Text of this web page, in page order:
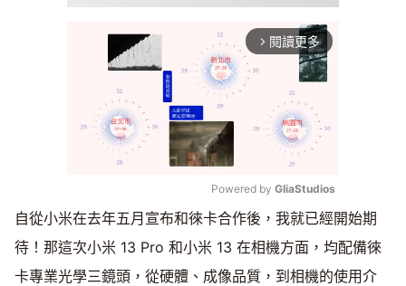
arrow_forward_ios 閱讀更多
Mute
Powered by GliaStudios
自從小米在去年五月宣布和徠卡合作後，我就已經開始期
待！那這次小米 13 Pro 和小米 13 在相機方面，均配備徠
卡專業光學三鏡頭，從硬體、成像品質，到相機的使用介